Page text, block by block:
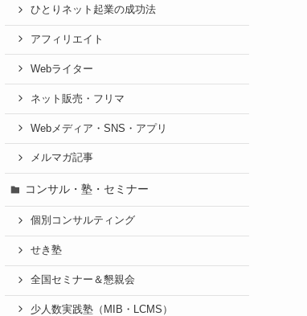
ひとりネット起業の成功法
アフィリエイト
Webライター
ネット販売・フリマ
Webメディア・SNS・アプリ
メルマガ記事
コンサル・塾・セミナー
個別コンサルティング
せき塾
全国セミナー＆懇親会
少人数実践塾（MIB・LCMS）